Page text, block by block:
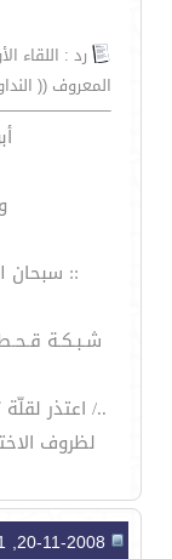
رد : اللقاء
المعروف ((
:: سبحان
شـبـكـة
../ اعتذر
لظروف